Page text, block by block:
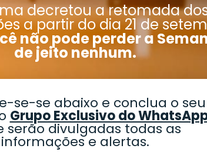
decretou a retomada
a partir do dia 21 de
não pode perder a
de jeito nenhum.
se-se abaixo e conclua o seu
Grupo Exclusivo do
serão divulgadas todas as
informações e alertas.